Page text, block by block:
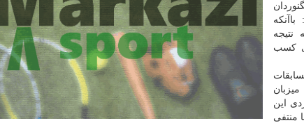
نتیجه
كسب
این
منتفی